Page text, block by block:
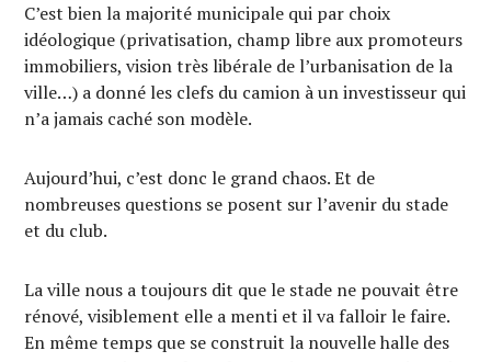
C’est bien la majorité municipale qui par choix
idéologique (privatisation, champ libre aux promoteurs
immobiliers, vision très libérale de l’urbanisation de la
ville…) a donné les clefs du camion à un investisseur qui
n’a jamais caché son modèle.
Aujourd’hui, c’est donc le grand chaos. Et de
nombreuses questions se posent sur l’avenir du stade
et du club.
La ville nous a toujours dit que le stade ne pouvait être
rénové, visiblement elle a menti et il va falloir le faire.
En même temps que se construit la nouvelle halle des